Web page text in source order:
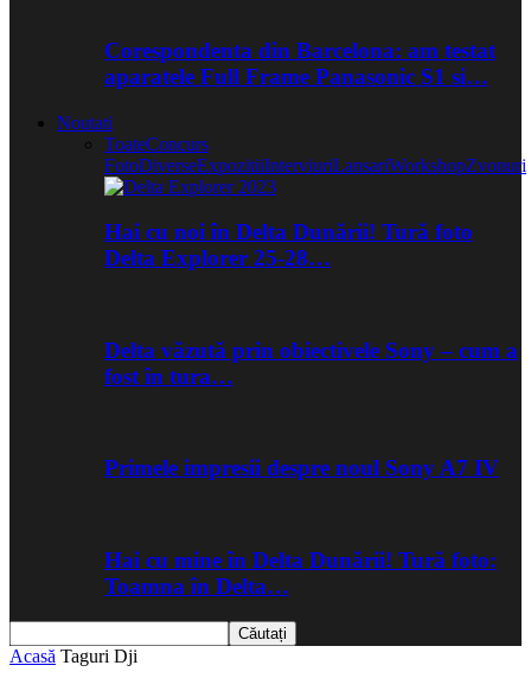
Corespondenta din Barcelona: am testat
aparatele Full Frame Panasonic S1 si…
Noutati
ToateConcurs
FotoDiverseExpozitiiInterviuriLansariWorkshopZvonuri
Hai cu noi în Delta Dunării! Tură foto
Delta Explorer 25-28…
Delta văzută prin obiectivele Sony – cum a
fost în tura…
Primele impresii despre noul Sony A7 IV
Hai cu mine în Delta Dunării! Tură foto:
Toamna în Delta…
Acasă Taguri Dji